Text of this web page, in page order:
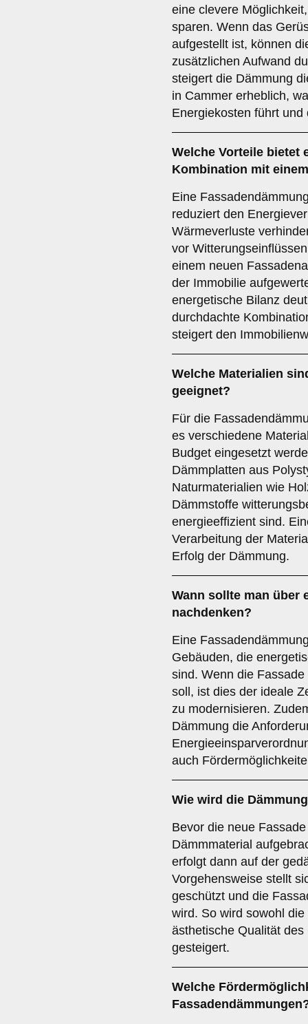
eine clevere
sparen. Wenn das
aufgestellt ist, können
zusätzlichen Aufwand
steigert die Dämmung
in Cammer erheblich,
Energiekosten führt
Welche Vorteile bietet
Kombination mit
Eine
reduziert den
Wärmeverluste
vor
einem neuen
der Immobilie
energetische Bilanz
durchdachte
steigert den
Welche Materialien
geeignet?
Für die
es verschiedene
Budget eingesetzt
Dämmplatten aus
Naturmaterialien wie
Dämmstoffe
energieeffizient sind.
Verarbeitung der
Erfolg der Dämmung.
Wann sollte man über
nachdenken?
Eine
Gebäuden, die
sind. Wenn die
soll, ist dies der ideale
zu modernisieren.
Dämmung die
auch
Wie wird die Dämmung
Bevor die neue
Dämmmaterial
erfolgt dann auf der
Vorgehensweise stellt
geschützt und die
wird. So wird sowohl
ästhetische Qualität
gesteigert.
Welche